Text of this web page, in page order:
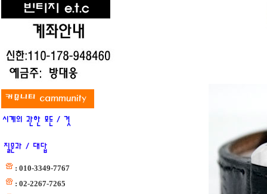
: 010-3349-7767
: 02-2267-7265